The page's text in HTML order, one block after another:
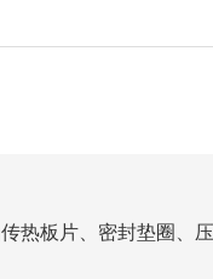
热板片、密封垫圈、